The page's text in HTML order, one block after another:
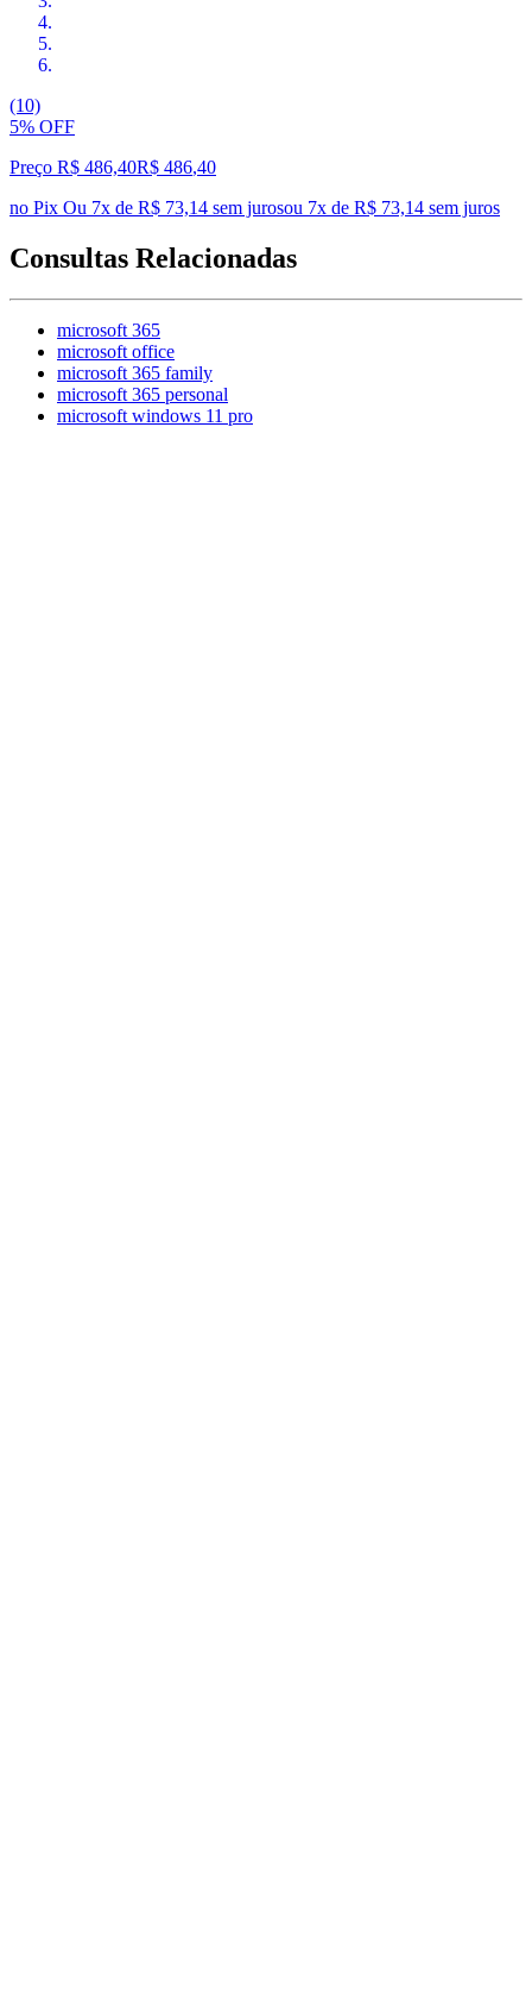
(10)
5% OFF
Preço R$ 486,40R$ 486,40
no Pix Ou 7x de R$ 73,14 sem jurosou 7x de R$ 73,14 sem juros
Consultas Relacionadas
microsoft 365
microsoft office
microsoft 365 family
microsoft 365 personal
microsoft windows 11 pro